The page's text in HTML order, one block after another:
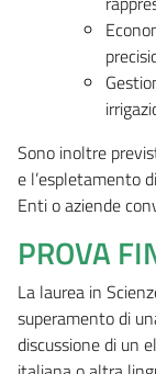
Sono inoltre
e l’espletamento
Enti o aziende
PROVA
La laurea in
superamento di
discussione di un